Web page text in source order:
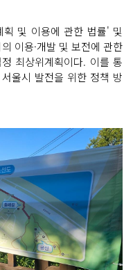
획 및 이용에 관한 법률' 및
이용·개발 및 보전에 관한
최상위계획이다. 이를 통
울시 발전을 위한 정책 방